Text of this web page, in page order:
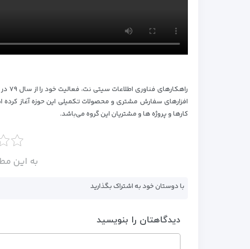
افزار‌های سفارش مشتری و محصولات تکمیلی این حوزه آغاز
کار‌ها و پروژه‌ ها و مشتریان این گروه می‌باشد.
به این
با دوستان خود به اشتراک بگذارید
دیدگاهتان را بنویسید